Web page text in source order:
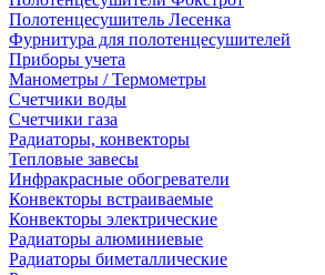
Полотенцесушитель Лесенка
Фурнитура для полотенцесушителей
Приборы учета
Манометры / Термометры
Счетчики воды
Счетчики газа
Радиаторы, конвекторы
Тепловые завесы
Инфракрасные обогреватели
Конвекторы встраиваемые
Конвекторы электрические
Радиаторы алюминиевые
Радиаторы биметаллические